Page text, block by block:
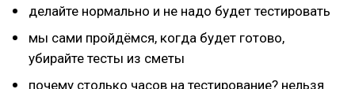
делайте нормально и не надо будет тестировать
мы сами пройдёмся, когда будет готово,
убирайте тесты из сметы
почему столько часов на тестирование? нельзя